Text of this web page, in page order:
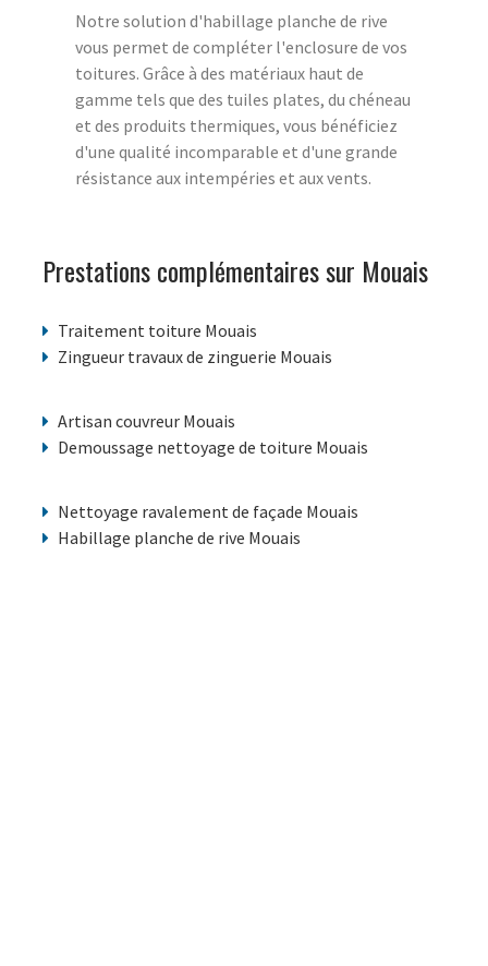
Notre solution d'habillage planche de rive
vous permet de compléter l'enclosure de vos
toitures. Grâce à des matériaux haut de
gamme tels que des tuiles plates, du chéneau
et des produits thermiques, vous bénéficiez
d'une qualité incomparable et d'une grande
résistance aux intempéries et aux vents.
Prestations complémentaires sur Mouais
Traitement toiture Mouais
Zingueur travaux de zinguerie Mouais
Artisan couvreur Mouais
Demoussage nettoyage de toiture Mouais
Nettoyage ravalement de façade Mouais
Habillage planche de rive Mouais